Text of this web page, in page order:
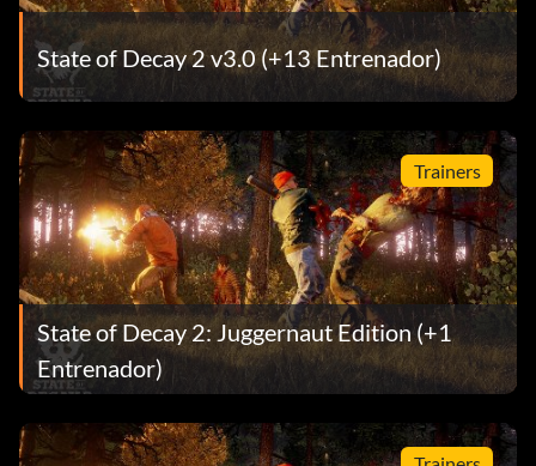
State of Decay 2 v3.0 (+13 Entrenador)
Trainers
State of Decay 2: Juggernaut Edition (+1
Entrenador)